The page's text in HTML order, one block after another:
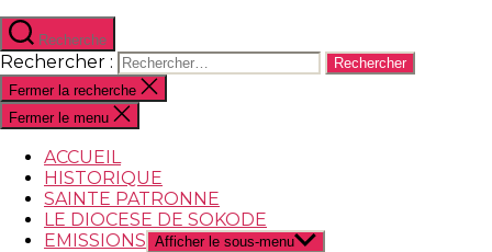
Recherche
Rechercher :
Fermer la recherche
Fermer le menu
ACCUEIL
HISTORIQUE
SAINTE PATRONNE
LE DIOCESE DE SOKODE
EMISSIONS Afficher le sous-menu